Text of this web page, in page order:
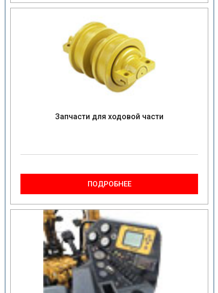
Запчасти для ходовой части
ПОДРОБНЕЕ